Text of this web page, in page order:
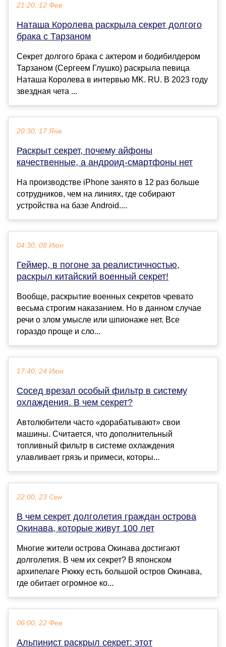
21:20, 12 Фев
Наташа Королева раскрыла секрет долгого
брака с Тарзаном
Секрет долгого брака с актером и бодибилдером
Тарзаном (Сергеем Глушко) раскрыла певица
Наташа Королева в интервью MK. RU. В 2023 году
звездная чета ...
20:30, 17 Янв
Раскрыт секрет, почему айфоны
качественные, а андроид-смартфоны нет
На производстве iPhone занято в 12 раз больше
сотрудников, чем на линиях, где собирают
устройства на базе Android....
04:30, 08 Июн
Геймер, в погоне за реалистичностью,
раскрыл китайский военный секрет!
Вообще, раскрытие военных секретов чревато
весьма строгим наказанием. Но в данном случае
речи о злом умысле или шпионаже нет. Все
гораздо проще и сло...
17:40, 24 Июн
Сосед врезал особый фильтр в систему
охлаждения. В чем секрет?
Автолюбители часто «дорабатывают» свои
машины. Считается, что дополнительный
топливный фильтр в системе охлаждения
улавливает грязь и примеси, которы...
22:00, 23 Сен
В чем секрет долголетия граждан острова
Окинава, которые живут 100 лет
Многие жители острова Окинава достигают
долголетия. В чем их секрет? В японском
архипелаге Рюкку есть большой остров Окинава,
где обитает огромное ко...
06:00, 22 Фев
Альпинист раскрыл секрет: этот